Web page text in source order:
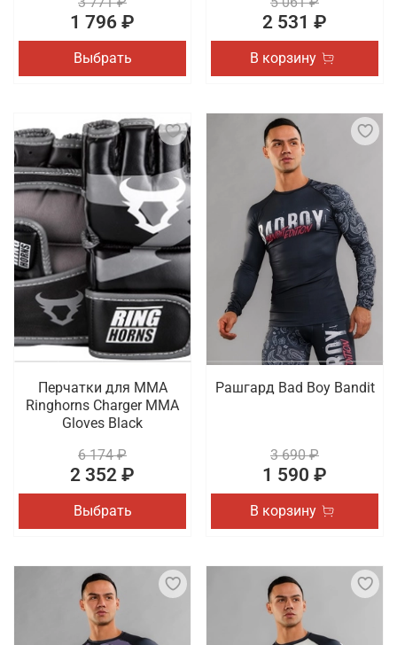
1 796 ₽
Выбрать
2 531 ₽
В корзину
Перчатки для ММА
Ringhorns Charger MMA
Gloves Black
6 174 ₽
2 352 ₽
Выбрать
Рашгард Bad Boy Bandit
3 690 ₽
1 590 ₽
В корзину